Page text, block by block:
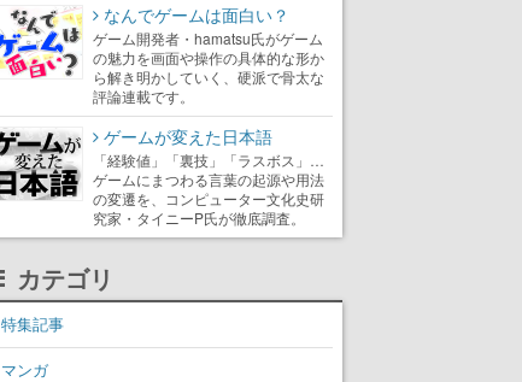
なんでゲームは面白い？
ゲーム開発者・hamatsu氏がゲーム
の魅力を画面や操作の具体的な形か
ら解き明かしていく、硬派で骨太な
評論連載です。
ゲームが変えた日本語
「経験値」「裏技」「ラスボス」…
ゲームにまつわる言葉の起源や用法
の変遷を、コンピューター文化史研
究家・タイニーP氏が徹底調査。
カテゴリ
特集記事
マンガ